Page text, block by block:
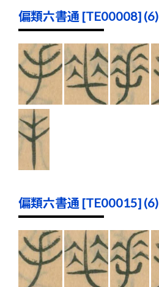
偏類六書通 [TE00008] (6)
偏類六書通 [TE00015] (6)